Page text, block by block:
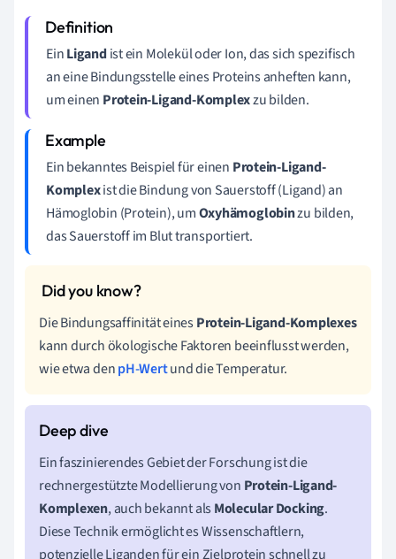
EinLigandist ein Molekül oder Ion, das sich spezifisch
an eine Bindungsstelle eines Proteins anheften kann,
um einen Protein-Ligand-Komplexzu bilden.
Ein bekanntes Beispiel für einen Protein-Ligand-
Komplexist die Bindung von Sauerstoff (Ligand) an
Hämoglobin (Protein), umOxyhämoglobinzu bilden,
das Sauerstoff im Blut transportiert.
Die Bindungsaffinität einesProtein-Ligand-Komplexes
kann durch ökologische Faktoren beeinflusst werden,
wie etwa denpH-Wertund die Temperatur.
Ein faszinierendes Gebiet der Forschung ist die
rechnergestützte Modellierung von Protein-Ligand-
Komplexen, auch bekannt als Molecular Docking.
Diese Technik ermöglicht es Wissenschaftlern,
potenzielle Liganden für ein Zielprotein schnell zu